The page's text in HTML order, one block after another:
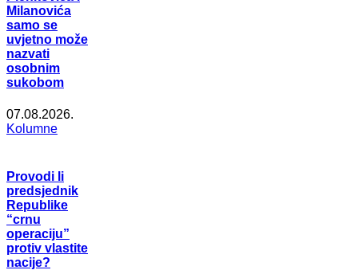
Milanovića
samo se
uvjetno može
nazvati
osobnim
sukobom
07.08.2026.
Kolumne
Provodi li
predsjednik
Republike
“crnu
operaciju”
protiv vlastite
nacije?